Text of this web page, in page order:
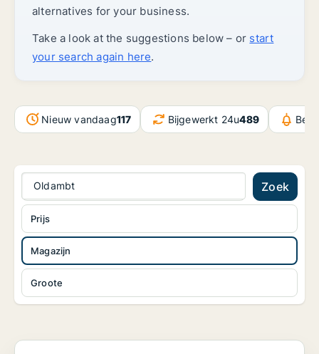
alternatives for your business.
Take a look at the suggestions below – or start
your search again here.
Nieuw vandaag117 Bijgewerkt 24u489
Oldambt Zoek
Magazijn
Groote
Prijs
Winkel in Groningen, Groningen (region)